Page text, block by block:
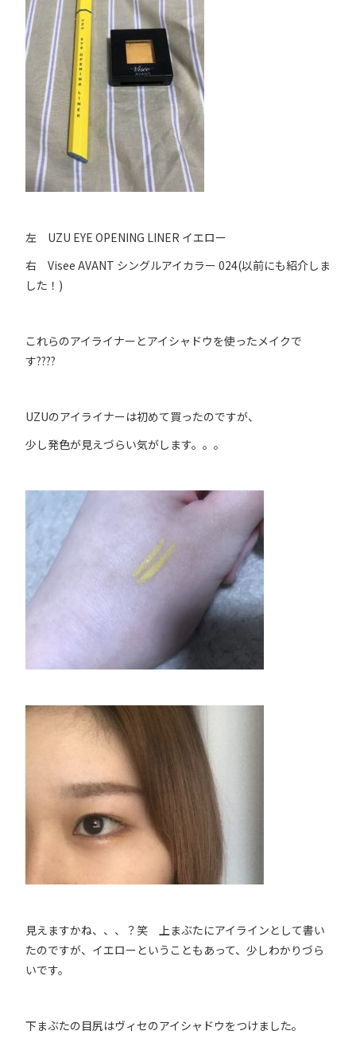
左 UZU EYE OPENING LINER イエロー
右 Visee AVANT シングルアイカラー 024(以前にも紹介しま
した！)
これらのアイライナーとアイシャドウを使ったメイクで
す????
UZUのアイライナーは初めて買ったのですが、
少し発色が見えづらい気がします。。。
見えますかね、、、？笑 上まぶたにアイラインとして書い
たのですが、イエローということもあって、少しわかりづら
いです。
下まぶたの目尻はヴィセのアイシャドウをつけました。